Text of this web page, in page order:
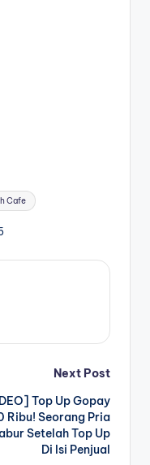
Cafe
Next Post
Top Up Gopay
Ribu! Seorang Pria
Setelah Top Up
Di Isi Penjual